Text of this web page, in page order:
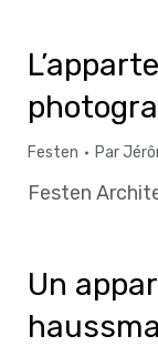
Festen Par
Festen
Un